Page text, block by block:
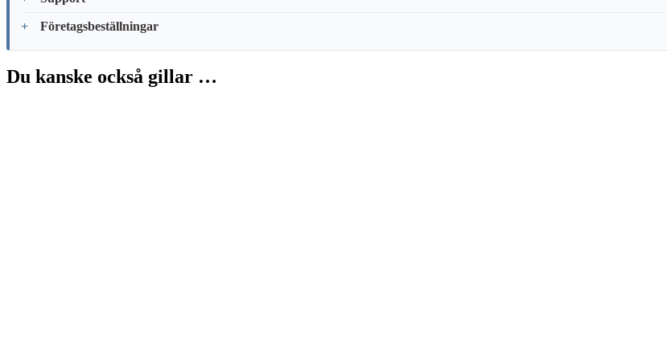
Företagsbeställningar
Du kanske också gillar …